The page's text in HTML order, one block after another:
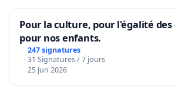
Pour la culture, pour l'égalité des
pour nos enfants.
247 signatures
31 Signatures / 7 jours
25 Jun 2026